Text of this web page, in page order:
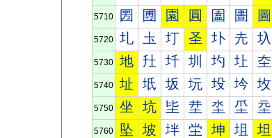
5710 圐 圑 園 圓 圔 圕 圖
5720 圠 圡 圢 圣 圤 圥 圦
5730 地 圱 圲 圳 圴 圵 圶
5740 址 坁 坂 坃 坄 坅 坆
5750 坐 坑 坒 坓 坔 坕 坖
5760 坠 坡 坢 坣 坤 坥 坦